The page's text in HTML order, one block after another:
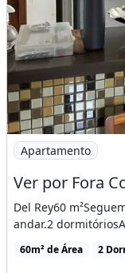
Imagem: Ver por
Apartamento
Del Rey60
andar.2
60m² de Área 2